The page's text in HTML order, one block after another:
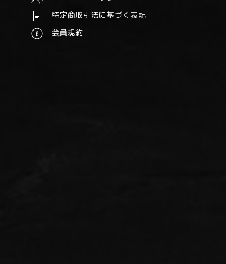
特定商取引法に基づく表記
会員規約